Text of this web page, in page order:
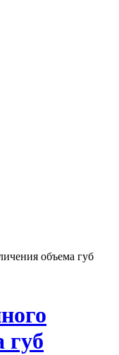
объема губ
губ